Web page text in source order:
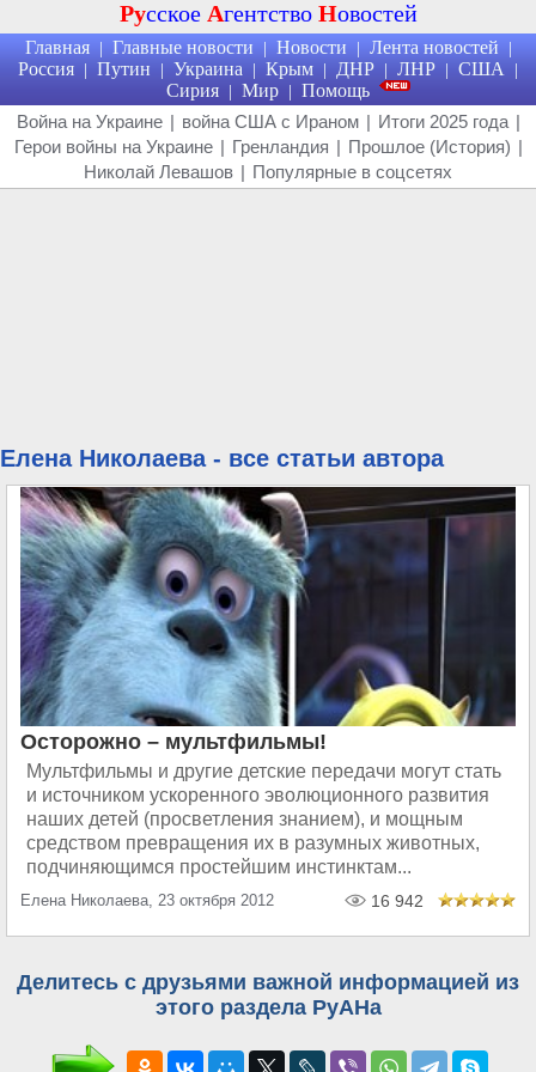
Русское Агентство Новостей
Главная | Главные новости | Новости | Лента новостей |
Россия | Путин | Украина | Крым | ДНР | ЛНР | США |
Сирия | Мир | Помощь
Война на Украине | война США с Ираном | Итоги 2025 года |
Герои войны на Украине | Гренландия | Прошлое (История) |
Николай Левашов | Популярные в соцсетях
Елена Николаева - все статьи автора
Осторожно – мультфильмы!
Мультфильмы и другие детские передачи могут стать
и источником ускоренного эволюционного развития
наших детей (просветления знанием), и мощным
средством превращения их в разумных животных,
подчиняющимся простейшим инстинктам...
Елена Николаева, 23 октября 2012 16 942
Делитесь с друзьями важной информацией из
этого раздела РуАНа